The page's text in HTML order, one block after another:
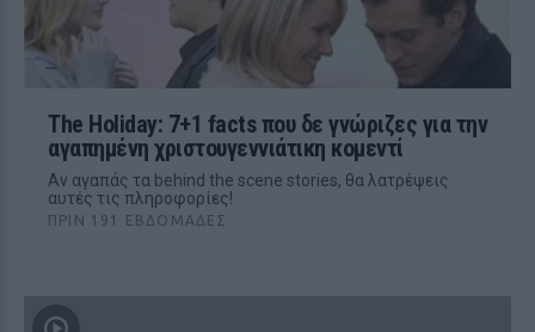
The Holiday: 7+1 facts που δε γνώριζες για την
αγαπημένη χριστουγεννιάτικη κομεντί
Αν αγαπάς τα behind the scene stories, θα λατρέψεις
αυτές τις πληροφορίες!
ΠΡΙΝ 191 ΕΒΔΟΜΆΔΕΣ